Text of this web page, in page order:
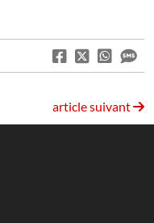
article suivant